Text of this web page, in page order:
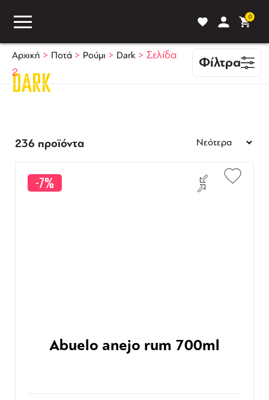
0
Αρχική > Ποτά > Ρούμι > Dark > Σελίδα
2
Φίλτρα
DARK
236 προϊόντα
-7%
Abuelo anejo rum 700ml